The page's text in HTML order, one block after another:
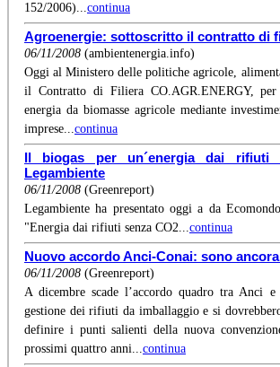
152/2006)...continua
Agroenergie: sottoscritto il contratto di
06/11/2008 (ambientenergia.info)
Oggi al Ministero delle politiche agricole,
il Contratto di Filiera CO.AGR.ENERGY,
energia da biomasse agricole mediante
imprese...continua
Il biogas per un´energia dai rifiuti
Legambiente
06/11/2008 (Greenreport)
Legambiente ha presentato oggi a da
"Energia dai rifiuti senza CO2...continua
Nuovo accordo Anci-Conai: sono
06/11/2008 (Greenreport)
A dicembre scade l’accordo quadro tra Anci
gestione dei rifiuti da imballaggio e si
definire i punti salienti della nuova
prossimi quattro anni...continua